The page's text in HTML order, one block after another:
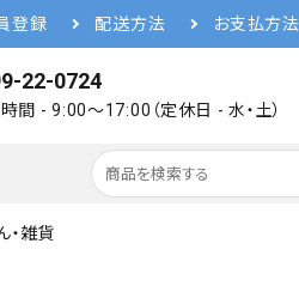
登録 配送方法 お支払方法
22-0724
間 - 9:00～17:00（定休日 - 水・土）
・雑貨